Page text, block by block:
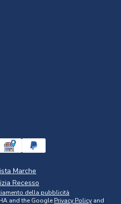
Marche
Recesso
della pubblicità
and the Google Privacy Policy and